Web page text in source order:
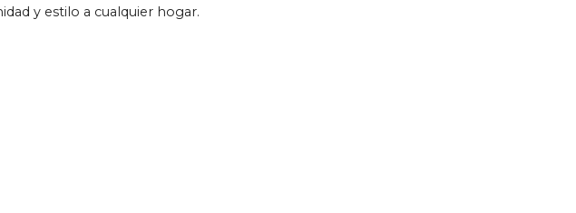
y estilo a cualquier hogar.